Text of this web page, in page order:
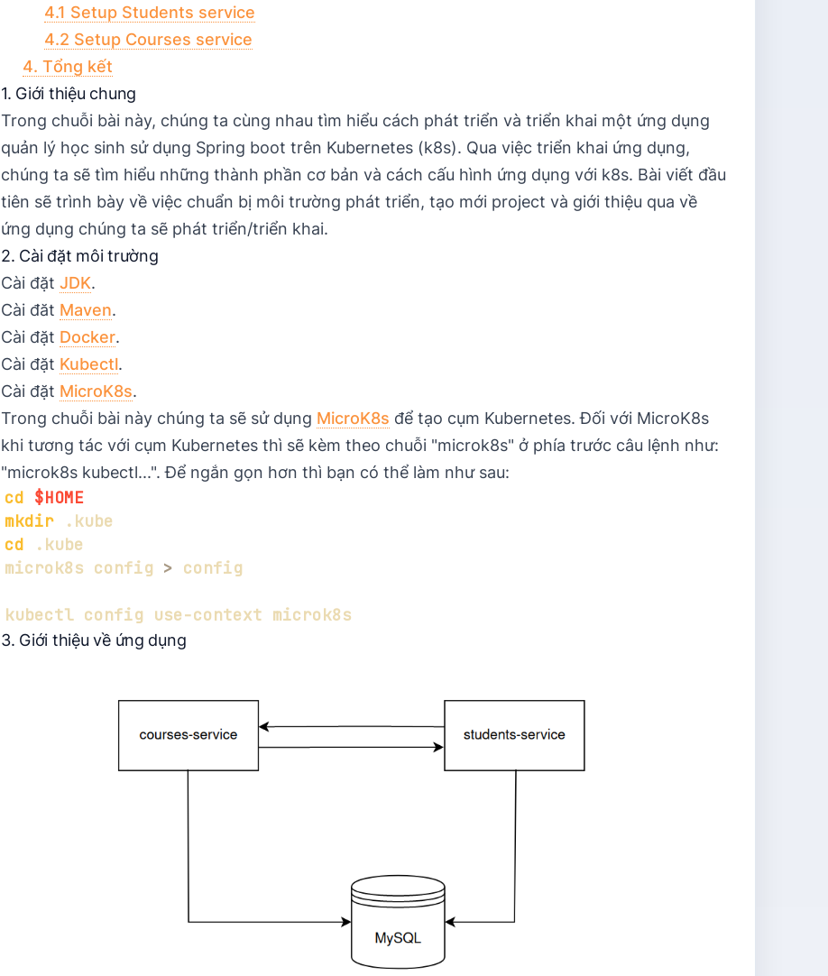
4.1 Setup Students service
4.2 Setup Courses service
4. Tổng kết
1. Giới thiệu chung
Trong chuỗi bài này, chúng ta cùng nhau tìm hiểu cách phát triển và triển khai một ứng dụng
quản lý học sinh sử dụng Spring boot trên Kubernetes (k8s). Qua việc triển khai ứng dụng,
chúng ta sẽ tìm hiểu những thành phần cơ bản và cách cấu hình ứng dụng với k8s. Bài viết đầu
tiên sẽ trình bày về việc chuẩn bị môi trường phát triển, tạo mới project và giới thiệu qua về
ứng dụng chúng ta sẽ phát triển/triển khai.
2. Cài đặt môi trường
Cài đặt JDK.
Cài đăt Maven.
Cài đặt Docker.
Cài đặt Kubectl.
Cài đặt MicroK8s.
Trong chuỗi bài này chúng ta sẽ sử dụng MicroK8s để tạo cụm Kubernetes. Đối với MicroK8s
khi tương tác với cụm Kubernetes thì sẽ kèm theo chuỗi "microk8s" ở phía trước câu lệnh như:
"microk8s kubectl...". Để ngắn gọn hơn thì bạn có thể làm như sau:
cd $HOME
mkdir
cd
microk8s config >
3. Giới thiệu về ứng dụng